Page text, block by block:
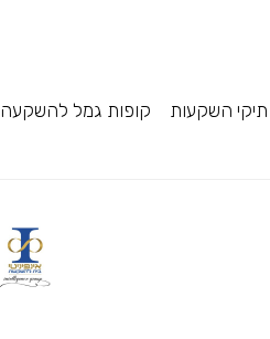
תיקי השקעות קופות גמל להשקעה